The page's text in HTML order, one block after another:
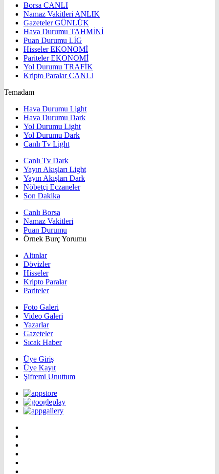
Borsa CANLI
Namaz Vakitleri ANLIK
GazetelerGÜNLÜK
Hava Durumu TAHMİNİ
Puan Durumu LİG
HisselerEKONOMİ
ParitelerEKONOMİ
Yol Durumu TRAFİK
Kripto ParalarCANLI
Temadam
Hava Durumu Light
Hava Durumu Dark
Yol Durumu Light
Yol Durumu Dark
Canlı Tv Light
Canlı Tv Dark
Yayın Akışları Light
Yayın Akışları Dark
Nöbetçi Eczaneler
Son Dakika
Canlı Borsa
Namaz Vakitleri
Puan Durumu
Örnek Burç Yorumu
Altınlar
Dövizler
Hisseler
Kripto Paralar
Pariteler
Foto Galeri
Video Galeri
Yazarlar
Gazeteler
Sıcak Haber
Üye Giriş
Üye Kayıt
Şifremi Unuttum